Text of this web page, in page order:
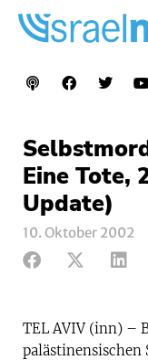
Eine Tote,
Update)
10. Oktober 2002
TEL AVIV (inn) –
palästinensischen